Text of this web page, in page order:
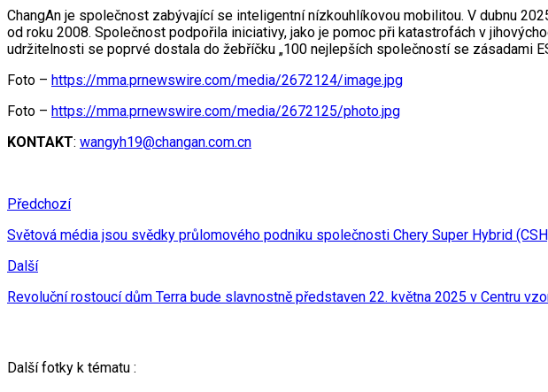
ChangAn je společnost zabývající se inteligentní nízkouhlíkovou mobilitou. V dubnu
od roku 2008. Společnost podpořila iniciativy, jako je pomoc při katastrofách v
udržitelnosti se poprvé dostala do žebříčku „100 nejlepších společností se zásadami
Foto – https://mma.prnewswire.com/media/2672124/image.jpg
Foto – https://mma.prnewswire.com/media/2672125/photo.jpg
KONTAKT: wangyh19@changan.com.cn
Předchozí
Světová média jsou svědky průlomového podniku společnosti Chery Super Hybrid
Další
Revoluční rostoucí dům Terra bude slavnostně představen 22. května 2025 v Centru
Další fotky k tématu :